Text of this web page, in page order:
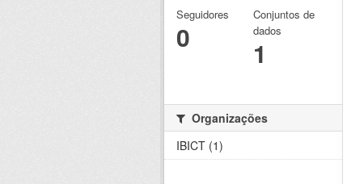
Seguidores
0
Conjuntos de
dados
1
Organizações
IBICT (1)